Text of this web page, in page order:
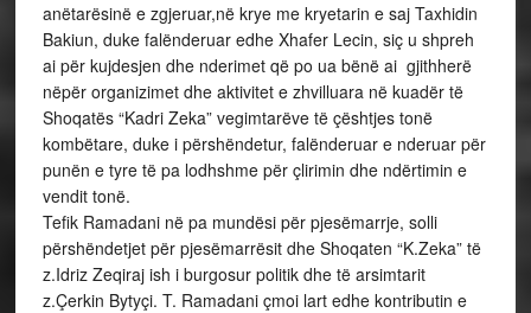
anëtarësinë e zgjeruar,në krye me kryetarin e saj Taxhidin
Bakiun, duke falënderuar edhe Xhafer Lecin, siç u shpreh
ai për kujdesjen dhe nderimet që po ua bënë ai gjithherë
nëpër organizimet dhe aktivitet e zhvilluara në kuadër të
Shoqatës “Kadri Zeka” vegimtarëve të çështjes tonë
kombëtare, duke i përshëndetur, falënderuar e nderuar për
punën e tyre të pa lodhshme për çlirimin dhe ndërtimin e
vendit tonë.
Tefik Ramadani në pa mundësi për pjesëmarrje, solli
përshëndetjet për pjesëmarrësit dhe Shoqaten “K.Zeka” të
z.Idriz Zeqiraj ish i burgosur politik dhe të arsimtarit
z.Çerkin Bytyçi. T. Ramadani çmoi lart edhe kontributin e